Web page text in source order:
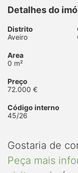
Detalhes do
Distrito
Aveiro
Area
0 m²
Preço
72.000 €
Código interno
45/26
Gostaria de
Peça mais